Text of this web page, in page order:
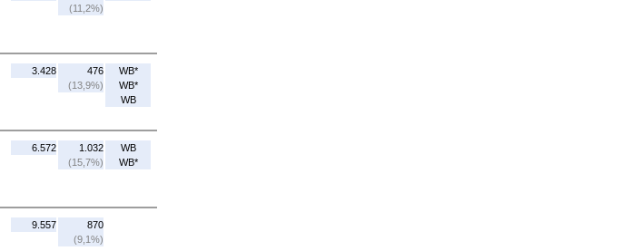
(11,2%)
3.428
476
(13,9%)
WB*
WB*
WB
6.572
1.032
(15,7%)
WB
WB*
9.557
870
(9,1%)